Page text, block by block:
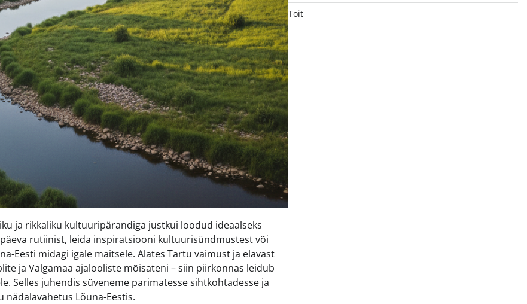
ja rikkaliku kultuuripärandiga justkui loodud ideaalseks
rutiinist, leida inspiratsiooni kultuurisündmustest või
Eesti midagi igale maitsele. Alates Tartu vaimust ja elavast
ja Valgamaa ajalooliste mõisateni – siin piirkonnas leidub
Selles juhendis süveneme parimatesse sihtkohtadesse ja
Lõuna-Eestis.
Toit